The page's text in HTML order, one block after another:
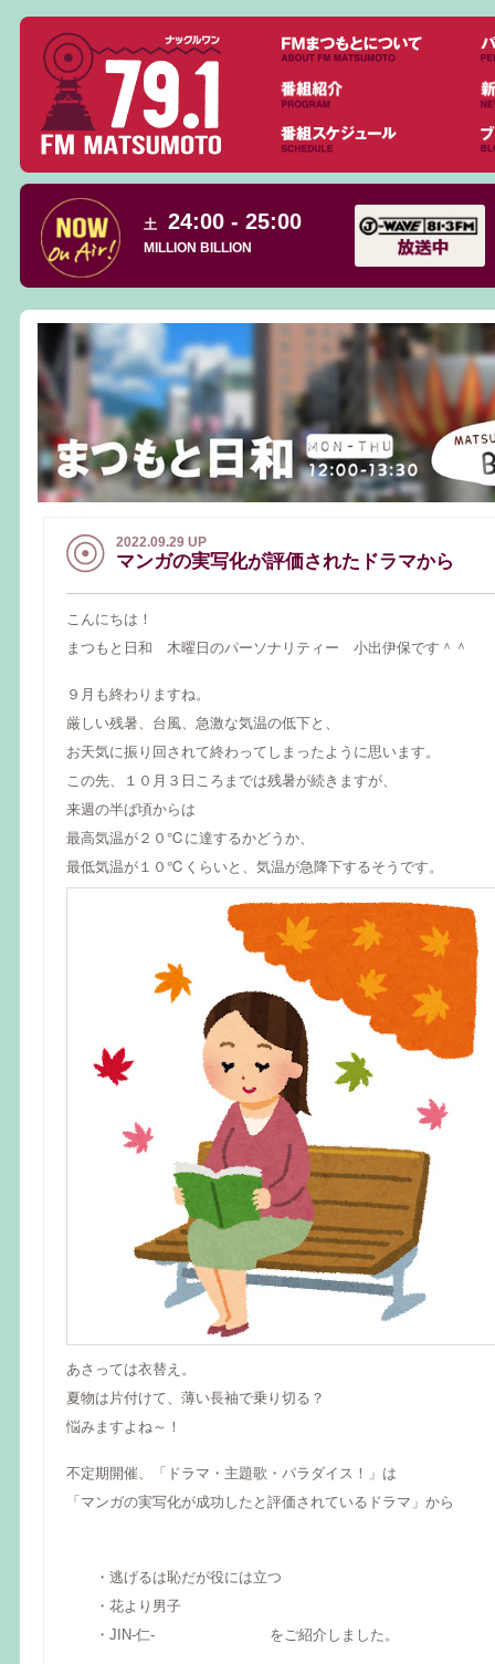
土 24:00 - 25:00
MILLION BILLION
2022.09.29 UP
マンガの実写化が評価されたドラマから
こんにちは！
まつもと日和 木曜日のパーソナリティー 小出伊保です＾＾
９月も終わりますね。
厳しい残暑、台風、急激な気温の低下と、
お天気に振り回されて終わってしまったように思います。
この先、１０月３日ころまでは残暑が続きますが、
来週の半ば頃からは
最高気温が２０℃に達するかどうか、
最低気温が１０℃くらいと、気温が急降下するそうです。
あさっては衣替え。
夏物は片付けて、薄い長袖で乗り切る？
悩みますよね～！
不定期開催、「ドラマ・主題歌・パラダイス！」は
「マンガの実写化が成功したと評価されているドラマ」から
・逃げるは恥だが役には立つ
・花より男子
・JIN-仁- をご紹介しました。